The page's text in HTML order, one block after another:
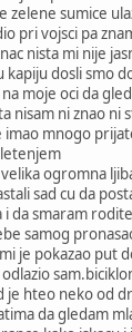
zelene sumice
pri vojsci pa
nista mi nije
kapiju dosli smo
moje oci da
nisam ni znao ni
imao mnogo
ogromna
sad cu da
da smaram
samog
je pokazao put
je hteo neko od
da gledam